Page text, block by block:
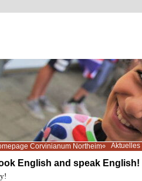
Corvinianum Northeim Aktuelles
English and speak English!